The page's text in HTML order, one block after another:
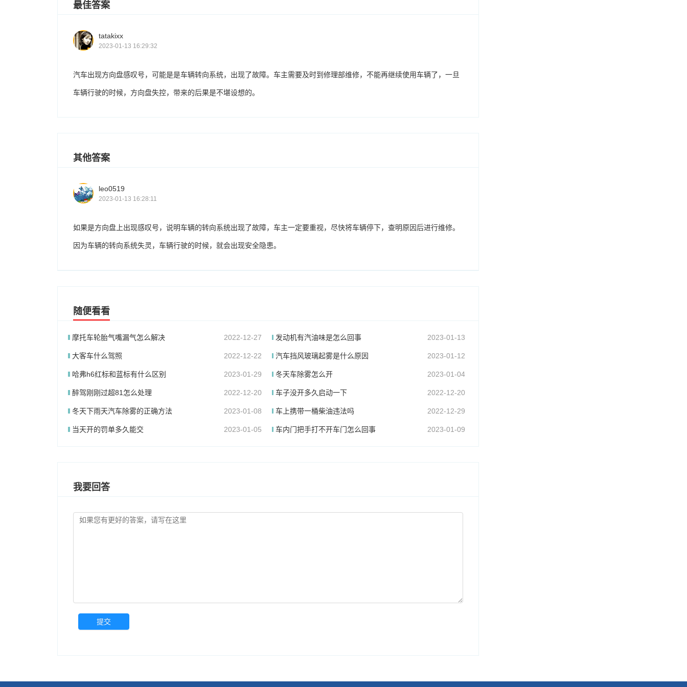
最佳答案
tatakixx
2023-01-13 16:29:32
汽车出现方向盘感叹号，可能是是车辆转向系统，出现了故障。车主需要及时到修理部维修，不能再继续使用车辆了，一旦
车辆行驶的时候，方向盘失控，带来的后果是不堪设想的。
其他答案
leo0519
2023-01-13 16:28:11
如果是方向盘上出现感叹号，说明车辆的转向系统出现了故障，车主一定要重视，尽快将车辆停下，查明原因后进行维修。
因为车辆的转向系统失灵，车辆行驶的时候，就会出现安全隐患。
随便看看
摩托车轮胎气嘴漏气怎么解决 2022-12-27 发动机有汽油味是怎么回事 2023-01-13
大客车什么驾照 2022-12-22 汽车挡风玻璃起雾是什么原因 2023-01-12
哈弗h6红标和蓝标有什么区别 2023-01-29 冬天车除雾怎么开 2023-01-04
醉驾刚刚过超81怎么处理 2022-12-20 车子没开多久启动一下 2022-12-20
冬天下雨天汽车除雾的正确方法 2023-01-08 车上携带一桶柴油违法吗 2022-12-29
当天开的罚单多久能交 2023-01-05 车内门把手打不开车门怎么回事 2023-01-09
我要回答
提交